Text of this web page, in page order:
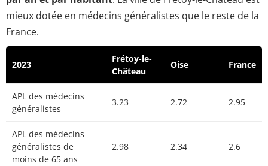
mieux dotée en médecins généralistes que le reste de la
France.
2023
Frétoy-le-
Château
Oise France
APL des médecins
généralistes
3.23 2.72 2.95
APL des médecins
généralistes de
moins de 65 ans
2.98 2.34 2.6